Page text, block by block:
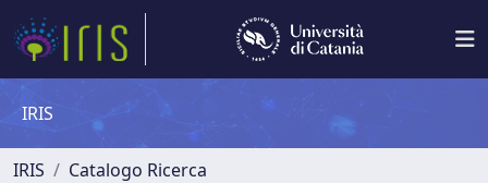
IRIS
IRIS
Catalogo Ricerca